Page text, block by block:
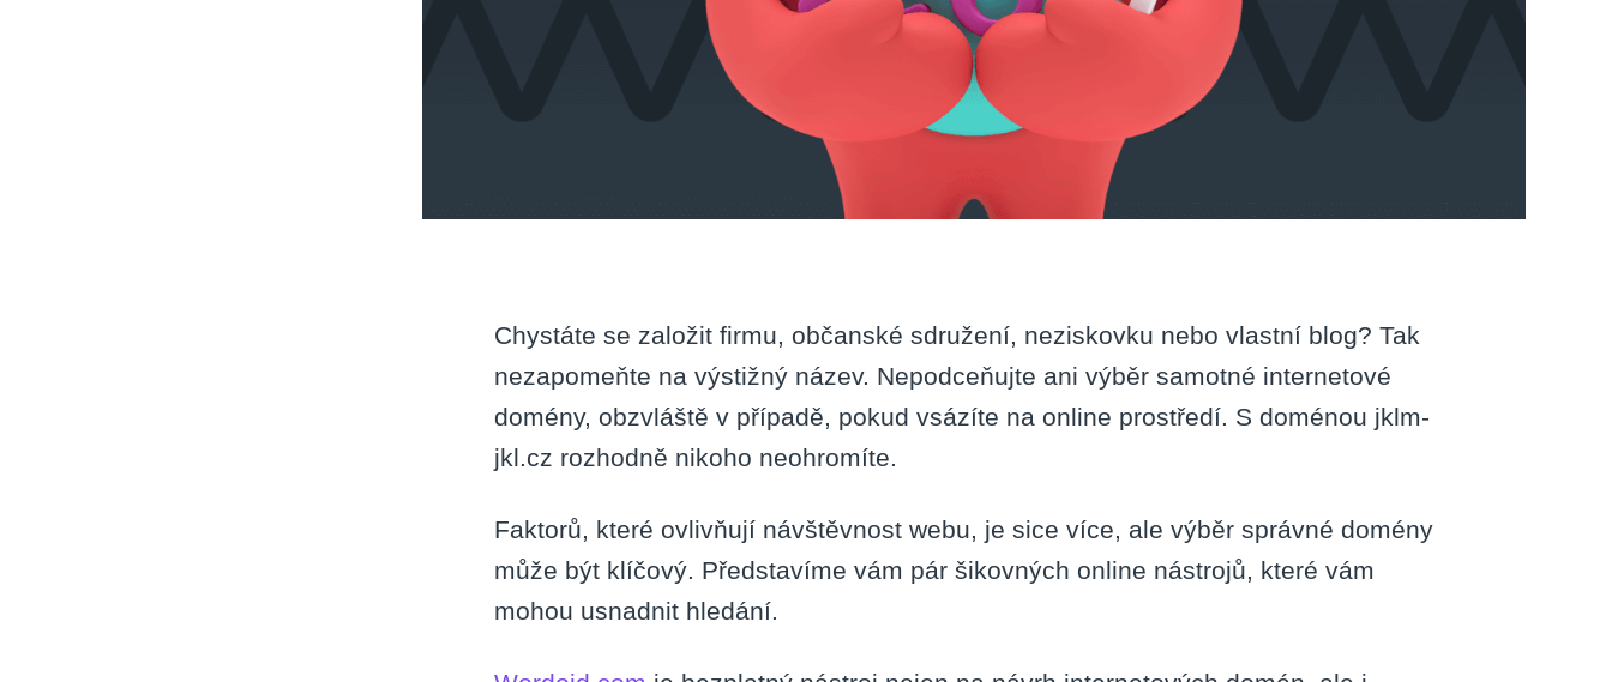
Chystáte se založit firmu, občanské sdružení, neziskovku nebo vlastní blog? Tak
nezapomeňte na výstižný název. Nepodceňujte ani výběr samotné internetové
domény, obzvláště v případě, pokud vsázíte na online prostředí. S doménou jklm-
jkl.cz rozhodně nikoho neohromíte.
Faktorů, které ovlivňují návštěvnost webu, je sice více, ale výběr správné domény
může být klíčový. Představíme vám pár šikovných online nástrojů, které vám
mohou usnadnit hledání.